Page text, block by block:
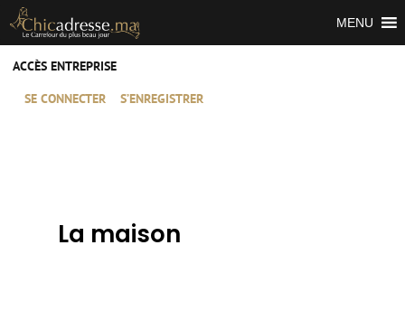
ACCÈS ENTREPRISE
S’ENREGISTRER
SE CONNECTER
MENU
La maison